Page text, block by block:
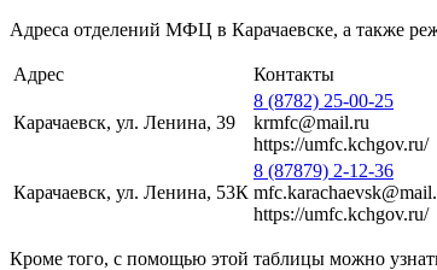
Адреса отделений МФЦ в Карачаевске, а также
Адрес Контакты
Карачаевск, ул. Ленина, 39
8 (8782) 25-00-25
krmfc@mail.ru
https://umfc.kchgov.ru/
Карачаевск, ул. Ленина, 53К
8 (87879) 2-12-36
https://umfc.kchgov.ru/
Кроме того, с помощью этой таблицы можно